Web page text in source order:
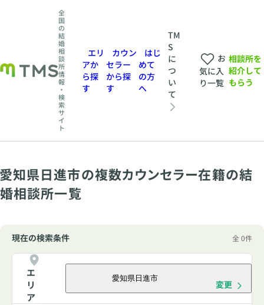
全
国
の
結
婚
相
談
所
情
報
・
検
索
サ
イ
ト
エリ
アか
ら探
す
カウン
セラー
から探
す
はじ
めて
の方
へ
TM
S
に
つ
い
て
お
気に入
り一覧
相談所を
紹介して
もらう
知県日進市の複数カウンセラー在籍の結
婚相談所一覧
現在の検索条件 全 0件
エ
リ
ア
愛知県日進市
変更